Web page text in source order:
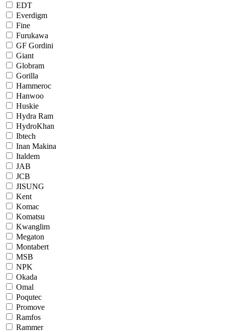
EDT
Everdigm
Fine
Furukawa
GF Gordini
Giant
Globram
Gorilla
Hammeroc
Hanwoo
Huskie
Hydra Ram
HydroKhan
Ibtech
Inan Makina
Italdem
JAB
JCB
JISUNG
Kent
Komac
Komatsu
Kwanglim
Megaton
Montabert
MSB
NPK
Okada
Omal
Poqutec
Promove
Ramfos
Rammer